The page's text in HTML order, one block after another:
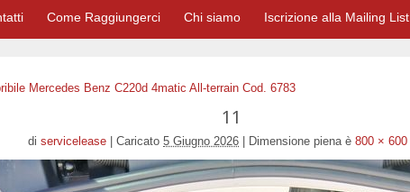
Come Raggiungerci Chi siamo Iscrizione alla Mailing List
Mercedes Benz C220d 4matic All-terrain Cod. 6783
11
di servicelease Caricato 5 Giugno 2026 Dimensione piena è 800 × 600